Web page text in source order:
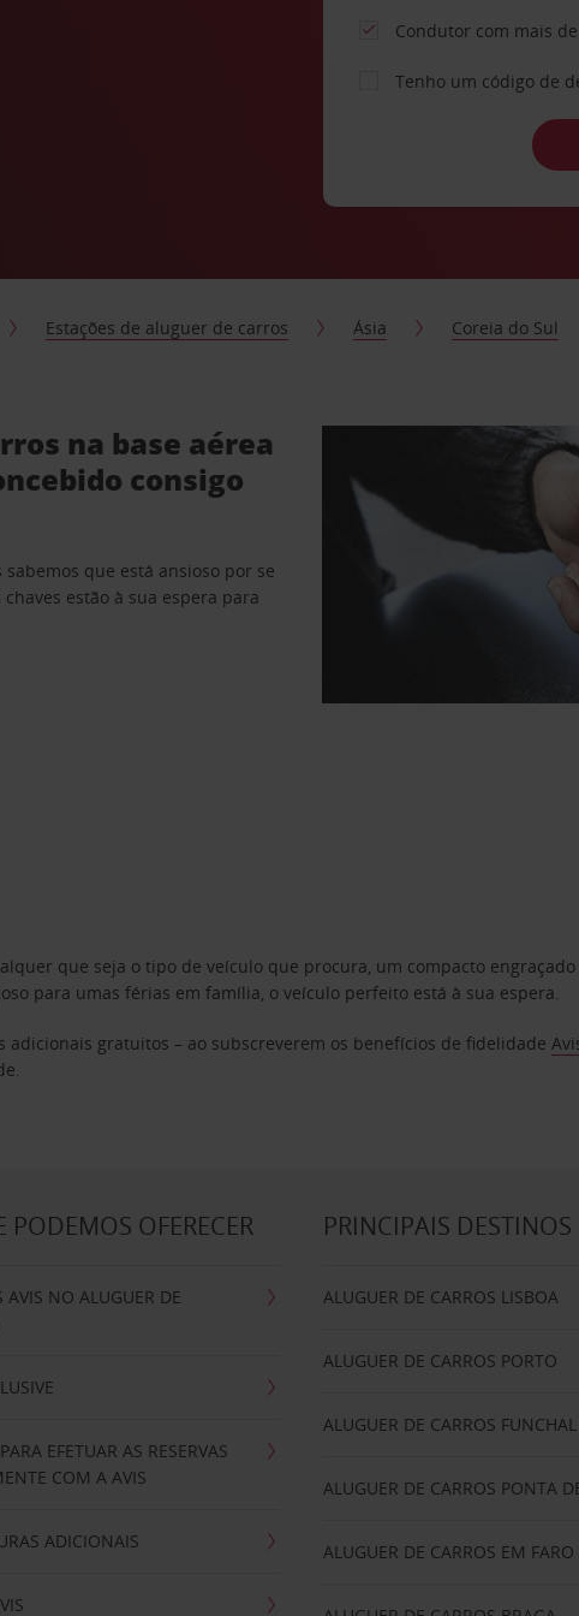
Condutor com mais
Tenho um código de
Estações de aluguer de carros Ásia Coreia do Sul
na base aérea
consigo
que está ansioso por se
estão à sua espera para
que seja o tipo de veículo que procura, um compacto
para umas férias em família, o veículo perfeito está à sua espera.
adicionais gratuitos – ao subscreverem os benefícios de fidelidade
PODEMOS OFERECER
AVIS NO ALUGUER DE
EFETUAR AS RESERVAS
COM A AVIS
ADICIONAIS
PRINCIPAIS DESTINOS
ALUGUER DE CARROS LISBOA
ALUGUER DE CARROS PORTO
ALUGUER DE CARROS FUNCHAL
ALUGUER DE CARROS PONTA
ALUGUER DE CARROS EM FARO